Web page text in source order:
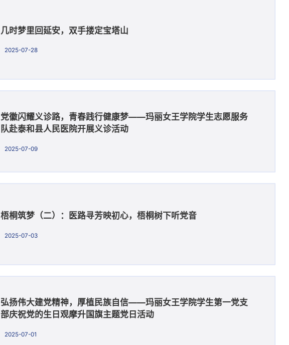
几时梦里回延安，双手搂定宝塔山
2025-07-28
党徽闪耀义诊路，青春践行健康梦——玛丽女王学院学生志愿服务
队赴泰和县人民医院开展义诊活动
2025-07-09
梧桐筑梦（二）：医路寻芳映初心，梧桐树下听党音
2025-07-03
弘扬伟大建党精神，厚植民族自信——玛丽女王学院学生第一党支
部庆祝党的生日观摩升国旗主题党日活动
2025-07-01